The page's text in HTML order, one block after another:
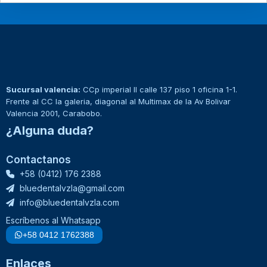
Sucursal valencia: CCp imperial II calle 137 piso 1 oficina 1-1.
Frente al CC la galeria, diagonal al Multimax de la Av Bolivar
Valencia 2001, Carabobo.
¿Alguna duda?
Contactanos
+58 (0412) 176 2388
bluedentalvzla@gmail.com
info@bluedentalvzla.com
Escríbenos al Whatsapp
+58 0412 1762388
Enlaces